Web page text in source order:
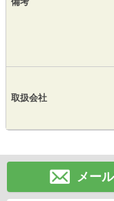
取扱会社
メー